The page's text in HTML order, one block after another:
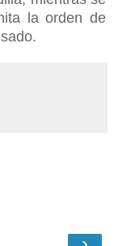
la orden de